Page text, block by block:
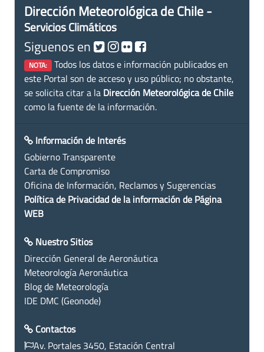
Dirección Meteorológica de Chile -
Servicios Climáticos
Siguenos en
NOTA: Todos los datos e información publicados en
este Portal son de acceso y uso público; no obstante,
se solicita citar a la Dirección Meteorológica de Chile
como la fuente de la información.
Información de Interés
Gobierno Transparente
Carta de Compromiso
Oficina de Información, Reclamos y Sugerencias
Política de Privacidad de la información de Página
WEB
Nuestro Sitios
Dirección General de Aeronáutica
Meteorología Aeronáutica
Blog de Meteorología
IDE DMC (Geonode)
Contactos
Av. Portales 3450, Estación Central